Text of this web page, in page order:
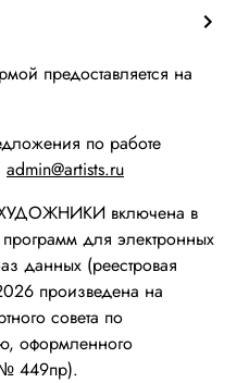
предоставляется на
по работе
admin@artists.ru
ХУДОЖНИКИ включена в
для электронных
данных (реестровая
произведена на
совета по
оформленного
449пр).